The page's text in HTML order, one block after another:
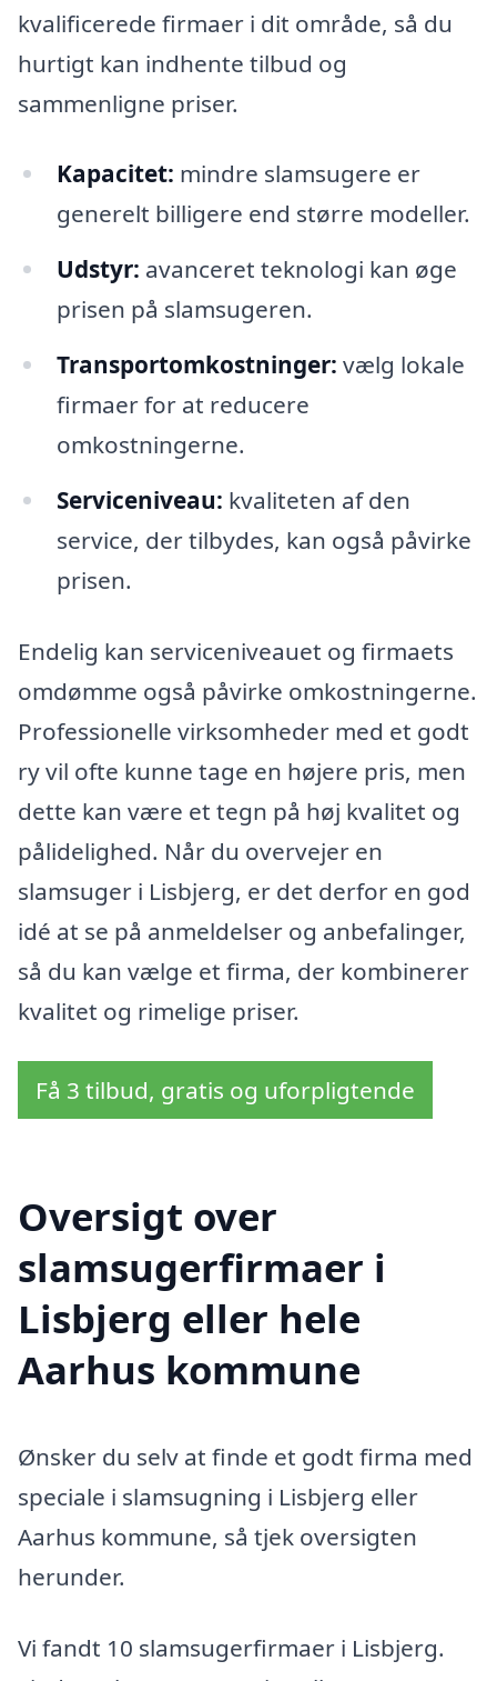
kvalificerede firmaer i dit område, så du
hurtigt kan indhente tilbud og
sammenligne priser.
Kapacitet: mindre slamsugere er
generelt billigere end større modeller.
Udstyr: avanceret teknologi kan øge
prisen på slamsugeren.
Transportomkostninger: vælg lokale
firmaer for at reducere
omkostningerne.
Serviceniveau: kvaliteten af den
service, der tilbydes, kan også påvirke
prisen.
Endelig kan serviceniveauet og firmaets
omdømme også påvirke omkostningerne.
Professionelle virksomheder med et godt
ry vil ofte kunne tage en højere pris, men
dette kan være et tegn på høj kvalitet og
pålidelighed. Når du overvejer en
slamsuger i Lisbjerg, er det derfor en god
idé at se på anmeldelser og anbefalinger,
så du kan vælge et firma, der kombinerer
kvalitet og rimelige priser.
Få 3 tilbud, gratis og uforpligtende
Oversigt over
slamsugerfirmaer i
Lisbjerg eller hele
Aarhus kommune
Ønsker du selv at finde et godt firma med
speciale i slamsugning i Lisbjerg eller
Aarhus kommune, så tjek oversigten
herunder.
Vi fandt 10 slamsugerfirmaer i Lisbjerg.